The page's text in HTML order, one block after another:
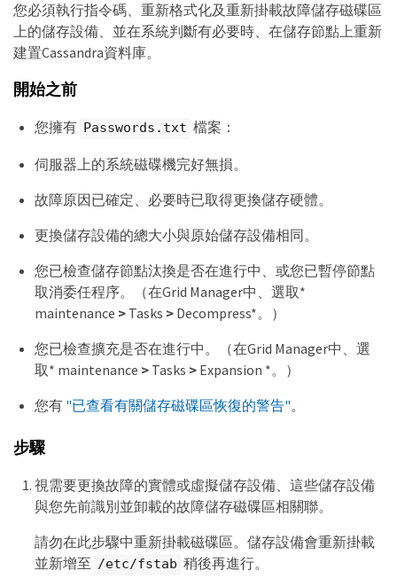
您必須執行指令碼、重新格式化及重新掛載故障儲存磁碟區
上的儲存設備、並在系統判斷有必要時、在儲存節點上重新
建置Cassandra資料庫。
開始之前
您擁有 Passwords.txt 檔案：
伺服器上的系統磁碟機完好無損。
故障原因已確定、必要時已取得更換儲存硬體。
更換儲存設備的總大小與原始儲存設備相同。
您已檢查儲存節點汰換是否在進行中、或您已暫停節點
取消委任程序。（在Grid Manager中、選取*
maintenance >Tasks >Decompress*。）
您已檢查擴充是否在進行中。（在Grid Manager中、選
取* maintenance >Tasks >Expansion *。）
您有 "已查看有關儲存磁碟區恢復的警告"。
步驟
視需要更換故障的實體或虛擬儲存設備、這些儲存設備
與您先前識別並卸載的故障儲存磁碟區相關聯。
請勿在此步驟中重新掛載磁碟區。儲存設備會重新掛載
並新增至 /etc/fstab 稍後再進行。